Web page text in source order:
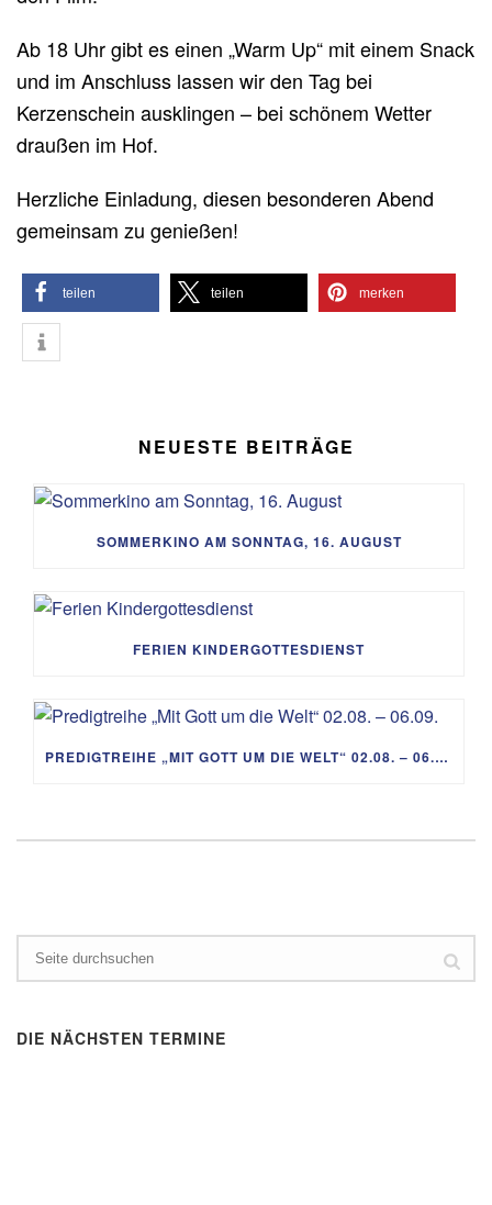
Ab 18 Uhr gibt es einen „Warm Up“ mit einem Snack
und im Anschluss lassen wir den Tag bei
Kerzenschein ausklingen – bei schönem Wetter
draußen im Hof.
Herzliche Einladung, diesen besonderen Abend
gemeinsam zu genießen!
teilen teilen merken
NEUESTE BEITRÄGE
SOMMERKINO AM SONNTAG, 16. AUGUST
FERIEN KINDERGOTTESDIENST
PREDIGTREIHE „MIT GOTT UM DIE WELT“ 02.08. – 06.09.
DIE NÄCHSTEN TERMINE